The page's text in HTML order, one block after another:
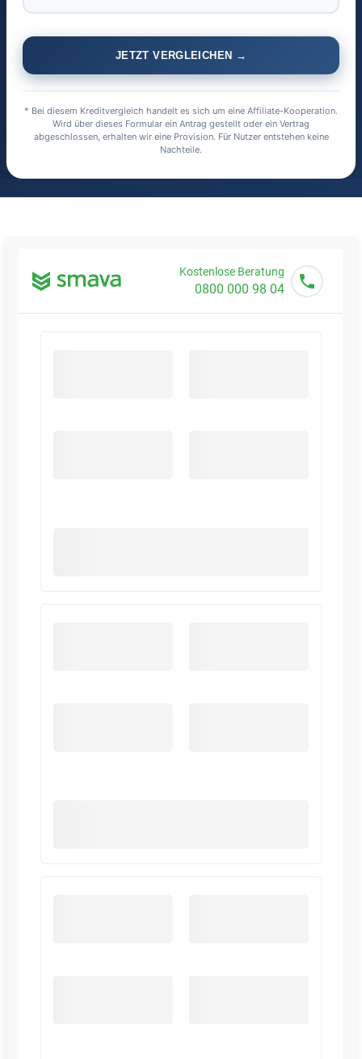
JETZT VERGLEICHEN →
* Bei diesem Kreditvergleich handelt es sich um eine Affiliate-Kooperation.
Wird über dieses Formular ein Antrag gestellt oder ein Vertrag
abgeschlossen, erhalten wir eine Provision. Für Nutzer entstehen keine
Nachteile.